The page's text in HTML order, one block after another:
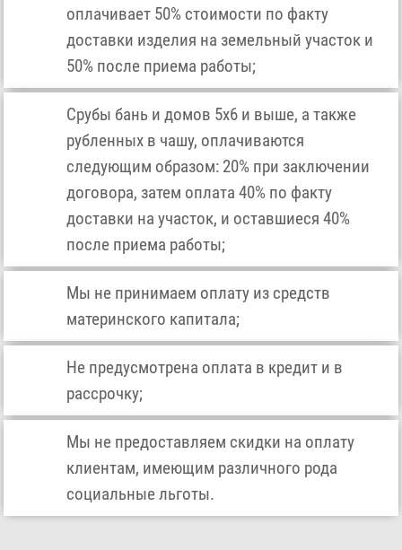
оплачивает 50% стоимости по факту
доставки изделия на земельный участок и
50% после приема работы;
Срубы бань и домов 5х6 и выше, а также
рубленных в чашу, оплачиваются
следующим образом: 20% при заключении
договора, затем оплата 40% по факту
доставки на участок, и оставшиеся 40%
после приема работы;
Мы не принимаем оплату из средств
материнского капитала;
Не предусмотрена оплата в кредит и в
рассрочку;
Мы не предоставляем скидки на оплату
клиентам, имеющим различного рода
социальные льготы.